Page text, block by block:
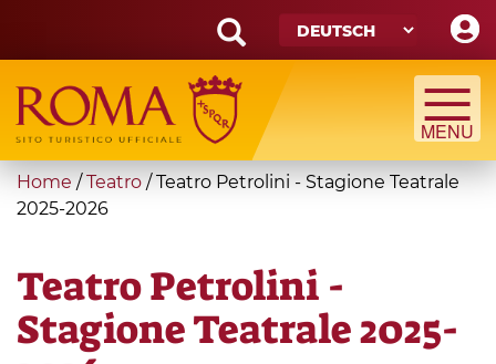
main
content
Search
form
Suche
You
are
Home / Teatro /Teatro Petrolini - Stagione Teatrale
2025-2026
Teatro Petrolini -
Stagione Teatrale 2025-